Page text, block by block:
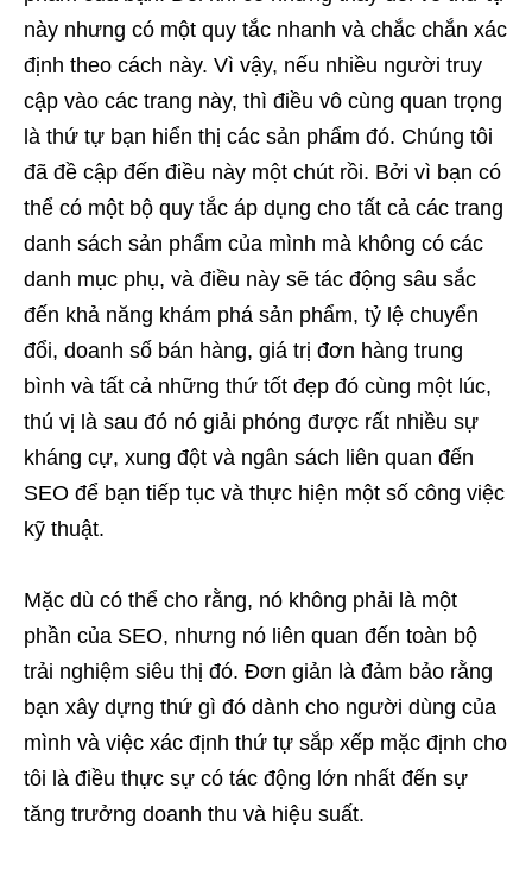
này nhưng có một quy tắc nhanh và chắc chắn xác
định theo cách này. Vì vậy, nếu nhiều người truy
cập vào các trang này, thì điều vô cùng quan trọng
là thứ tự bạn hiển thị các sản phẩm đó. Chúng tôi
đã đề cập đến điều này một chút rồi. Bởi vì bạn có
thể có một bộ quy tắc áp dụng cho tất cả các trang
danh sách sản phẩm của mình mà không có các
danh mục phụ, và điều này sẽ tác động sâu sắc
đến khả năng khám phá sản phẩm, tỷ lệ chuyển
đổi, doanh số bán hàng, giá trị đơn hàng trung
bình và tất cả những thứ tốt đẹp đó cùng một lúc,
thú vị là sau đó nó giải phóng được rất nhiều sự
kháng cự, xung đột và ngân sách liên quan đến
SEO để bạn tiếp tục và thực hiện một số công việc
kỹ thuật.
Mặc dù có thể cho rằng, nó không phải là một
phần của SEO, nhưng nó liên quan đến toàn bộ
trải nghiệm siêu thị đó. Đơn giản là đảm bảo rằng
bạn xây dựng thứ gì đó dành cho người dùng của
mình và việc xác định thứ tự sắp xếp mặc định cho
tôi là điều thực sự có tác động lớn nhất đến sự
tăng trưởng doanh thu và hiệu suất.